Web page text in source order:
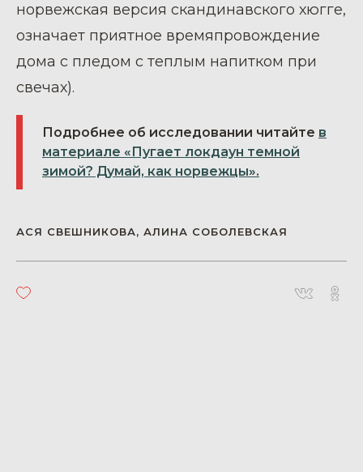
норвежская версия скандинавского хюгге,
означает приятное времяпровождение
дома с пледом с теплым напитком при
свечах).
Подробнее об исследовании читайте в
материале «Пугает локдаун темной
зимой? Думай, как норвежцы».
АСЯ СВЕШНИКОВА, АЛИНА СОБОЛЕВСКАЯ